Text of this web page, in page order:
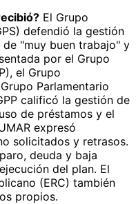
El Grupo
defendió la gestión
"muy buen trabajo" y
por el Grupo
el Grupo
Parlamentario
calificó la gestión de
de préstamos y el
expresó
solicitados y retrasos.
deuda y baja
del plan. El
(ERC) también
propios.